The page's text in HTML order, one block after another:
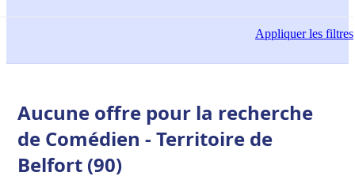
Appliquerles filtres
Aucune offre pour la recherche
de Comédien - Territoire de
Belfort (90)